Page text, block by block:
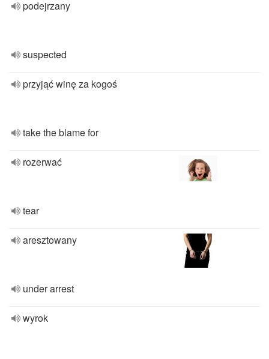
podejrzany
suspected
przyjąć winę za kogoś
take the blame for
rozerwać
tear
aresztowany
under arrest
wyrok